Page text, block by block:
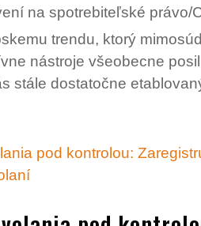
na spotrebiteľské právo/
trendu, ktorý
nástroje všeobecne
stále dostatočne